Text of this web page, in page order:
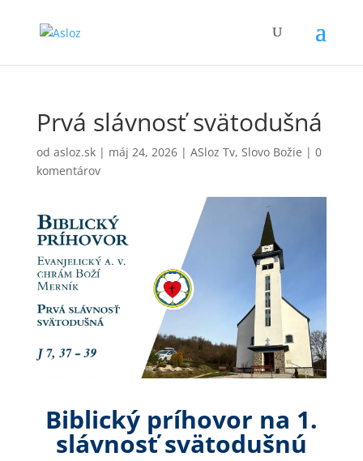
Prvá slávnosť svätodušná
od asloz.sk| máj 24, 2026| ASloz Tv, Slovo Božie | 0
komentárov
Biblický príhovor na 1.
slávnosť svätodušnú